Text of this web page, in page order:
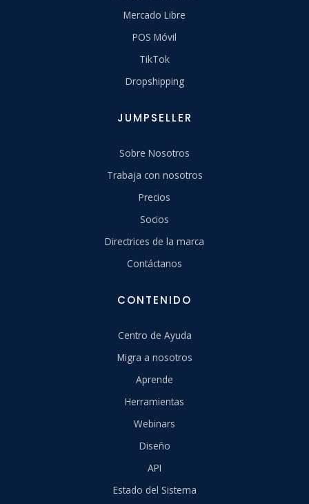
Mercado Libre
POS Móvil
TikTok
Dropshipping
JUMPSELLER
Sobre Nosotros
Trabaja con nosotros
Precios
Socios
Directrices de la marca
Contáctanos
CONTENIDO
Centro de Ayuda
Migra a nosotros
Aprende
Herramientas
Webinars
Diseño
API
Estado del Sistema